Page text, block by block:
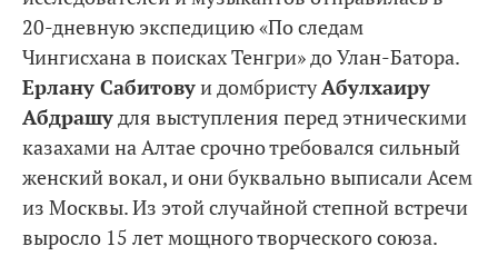
20-дневную экспедицию «По следам
Чингисхана в поисках Тенгри» до Улан-Батора.
Ерлану Сабитовуи домбристуАбулхаиру
Абдрашудля выступления перед этническими
казахами на Алтае срочно требовался сильный
женский вокал, и они буквально выписали Асем
из Москвы. Из этой случайной степной встречи
выросло 15 лет мощного творческого союза.